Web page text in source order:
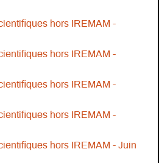
hors IREMAM -
hors IREMAM -
hors IREMAM -
hors IREMAM -
hors IREMAM - Juin